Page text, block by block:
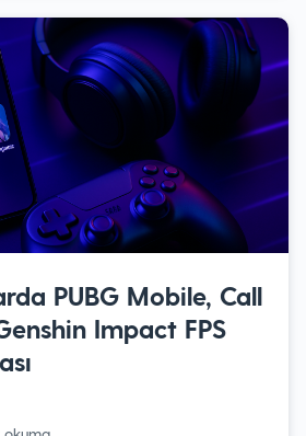
PUBG Mobile, Call
Impact FPS